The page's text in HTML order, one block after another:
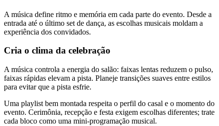
A música define ritmo e memória em cada parte do evento. Desde a
entrada até o último set de dança, as escolhas musicais moldam a
experiência dos convidados.
Cria o clima da celebração
A música controla a energia do salão: faixas lentas reduzem o pulso,
faixas rápidas elevam a pista. Planeje transições suaves entre estilos
para evitar que a pista esfrie.
Uma playlist bem montada respeita o perfil do casal e o momento do
evento. Cerimônia, recepção e festa exigem escolhas diferentes; trate
cada bloco como uma mini-programação musical.